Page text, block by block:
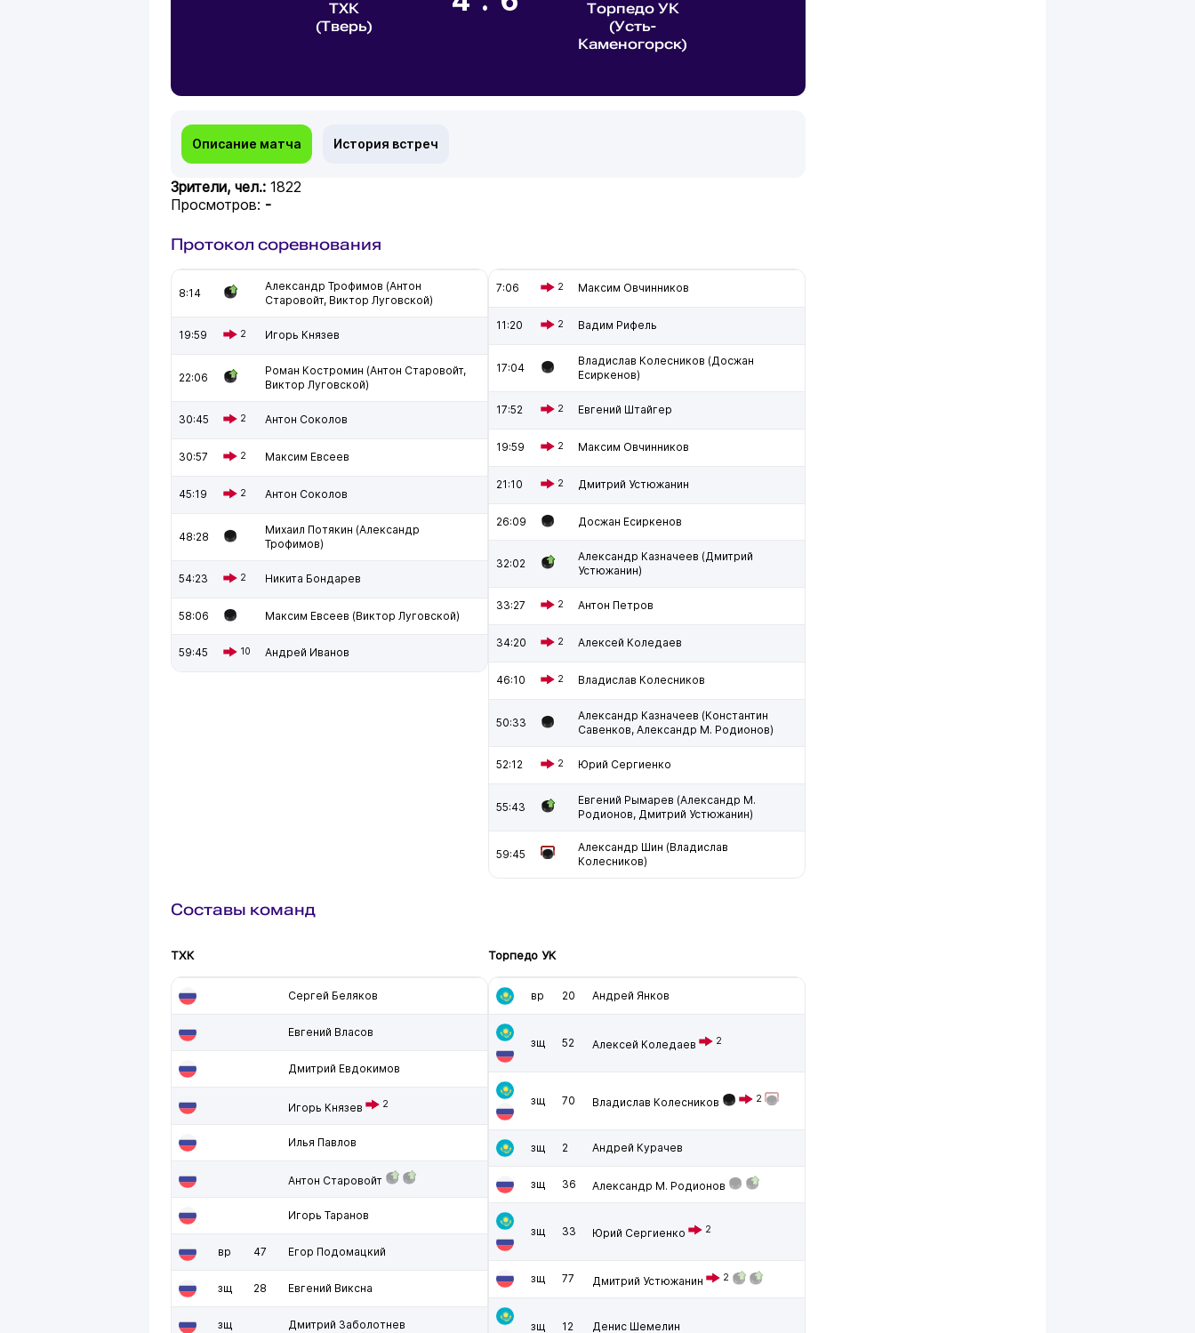
ТХК
(Тверь)
Торпедо УК
(Усть-
Каменогорск)
Описание матча История встреч
Зрители, чел.: 1822
Просмотров: -
Протокол соревнования
8:14
Александр Трофимов (Антон
Старовойт, Виктор Луговской)
19:59 2 Игорь Князев
22:06
Роман Костромин (Антон Старовойт,
Виктор Луговской)
30:45 2 Антон Соколов
30:57 2 Максим Евсеев
45:19 2 Антон Соколов
48:28
Михаил Потякин (Александр
Трофимов)
54:23 2 Никита Бондарев
58:06 Максим Евсеев (Виктор Луговской)
59:45 10 Андрей Иванов
7:06 2 Максим Овчинников
11:20 2 Вадим Рифель
17:04
Владислав Колесников (Досжан
Есиркенов)
17:52 2 Евгений Штайгер
19:59 2 Максим Овчинников
21:10 2 Дмитрий Устюжанин
26:09 Досжан Есиркенов
32:02
Александр Казначеев (Дмитрий
Устюжанин)
33:27 2 Антон Петров
34:20 2 Алексей Коледаев
46:10 2 Владислав Колесников
50:33
Александр Казначеев (Константин
Савенков, Александр М. Родионов)
52:12 2 Юрий Сергиенко
55:43
Евгений Рымарев (Александр М.
Родионов, Дмитрий Устюжанин)
59:45
Александр Шин (Владислав
Колесников)
Составы команд
ТХК
Сергей Беляков
Евгений Власов
Дмитрий Евдокимов
Игорь Князев 2
Илья Павлов
Антон Старовойт
Игорь Таранов
вр 47 Егор Подомацкий
зщ 28 Евгений Виксна
зщ Дмитрий Заболотнев
Торпедо УК
вр 20 Андрей Янков
зщ 52 Алексей Коледаев 2
зщ 70 Владислав Колесников 2
зщ 2 Андрей Курачев
зщ 36 Александр М. Родионов
зщ 33 Юрий Сергиенко 2
зщ 77 Дмитрий Устюжанин 2
зщ 12 Денис Шемелин